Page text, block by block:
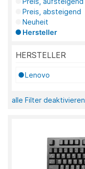
Preis, absteigend
Neuheit
Hersteller
HERSTELLER
Lenovo
alle Filter deaktivieren